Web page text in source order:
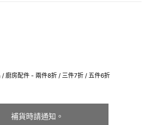
/ 廚房配件 - 兩件8折 / 三件7折 / 五件6折
補貨時請通知。